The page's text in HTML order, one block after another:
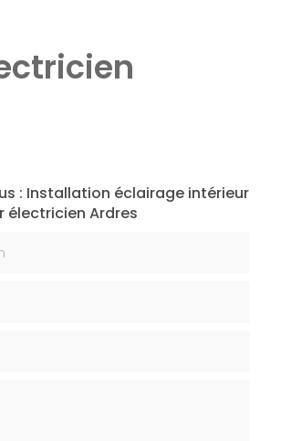
: Installation éclairage intérieur
électricien Ardres